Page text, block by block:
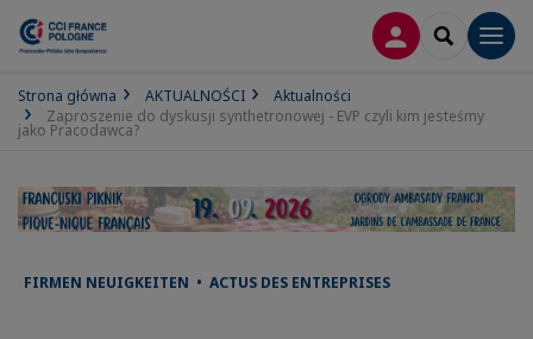
LOGOWANIE
SEARCH
Strona główna AKTUALNOŚCI
Aktualności
Zaproszenie do dyskusji synthetronowej - EVP czyli kim jesteśmy
jako Pracodawca?
FIRMEN NEUIGKEITEN • ACTUS DES ENTREPRISES